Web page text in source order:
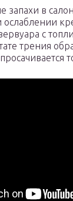
запахи в
ослаблении
с
трения